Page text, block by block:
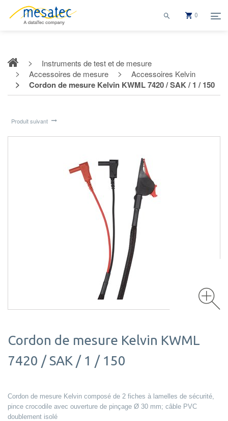
0
Instruments de test et de mesure
Accessoires de mesure
Accessoires Kelvin
Cordon de mesure Kelvin KWML 7420 / SAK / 1 / 150
Produit suivant
Cordon de mesure Kelvin KWML
7420 / SAK / 1 / 150
Cordon de mesure Kelvin composé de 2 fiches à lamelles de sécurité,
pince crocodile avec ouverture de pinçage Ø 30 mm; câble PVC
doublement isolé